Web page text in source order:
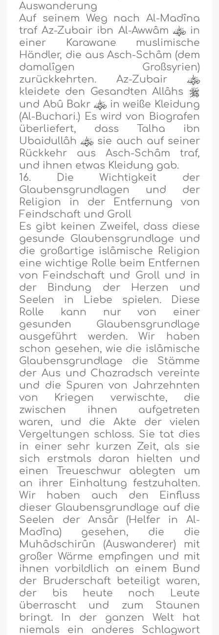
Auswanderung
Auf seinem Weg nach Al-Madîna
traf Az-Zubair ibn Al-Awwâm
in
einer Karawane muslimische
Händler, die aus Asch-Schâm (dem
damalîgen Großsyrien)
zurückkehrten. Az-Zubair
kleidete den Gesandten Allâhs
und Abû Bakr
in weiße Kleidung
(Al-Buchari.) Es wird von Biografen
überliefert, dass Talha ibn
Ubaidullâh
sie auch auf seiner
Rückkehr aus Asch-Schâm traf,
und ihnen etwas Kleidung gab.
16. Die Wichtigkeit der
Glaubensgrundlagen und der
Religion in der Entfernung von
Feindschaft und Groll
Es gibt keinen Zweifel, dass diese
gesunde Glaubensgrundlage und
die großartige islâmische Religion
eine wichtige Rolle beim Entfernen
von Feindschaft und Groll und in
der Bindung der Herzen und
Seelen in Liebe spielen. Diese
Rolle kann nur von einer
gesunden Glaubensgrundlage
ausgeführt werden. Wir haben
schon gesehen, wie die islâmische
Glaubensgrundlage die Stämme
der Aus und Chazradsch vereinte
und die Spuren von Jahrzehnten
von Kriegen verwischte, die
zwischen ihnen aufgetreten
waren, und die Akte der vielen
Vergeltungen schloss. Sie tat dies
in einer sehr kurzen Zeit, als sie
sich erstmals daran hielten und
einen Treueschwur ablegten um
an ihrer Einhaltung festzuhalten.
Wir haben auch den Einfluss
dieser Glaubensgrundlage auf die
Seelen der Ansâr (Helfer in Al-
Madîna) gesehen, die die
Muhâdschirûn (Auswanderer) mit
großer Wärme empfingen und mit
ihnen vorbildlich an einem Bund
der Bruderschaft beteiligt waren,
der bis heute noch Leute
überrascht und zum Staunen
bringt. In der ganzen Welt hat
niemals ein anderes Schlagwort